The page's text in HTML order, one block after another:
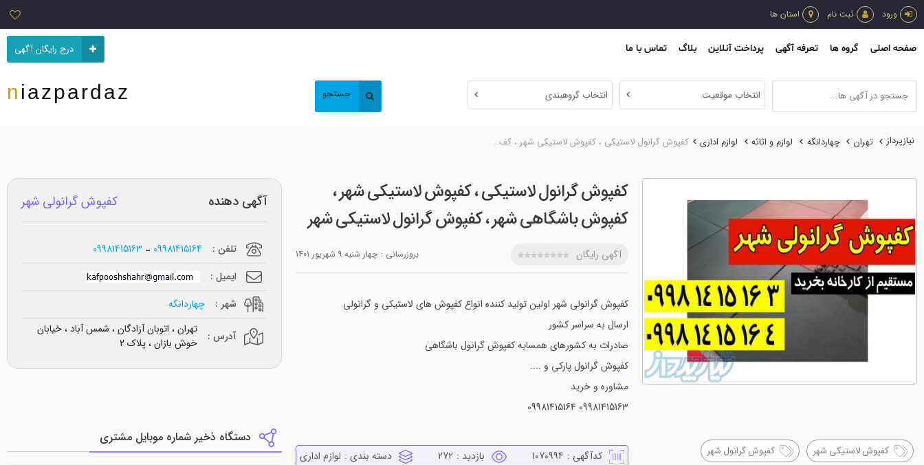
ورود ثبت نام استان ها
درج رایگان آگهی صفحه اصلی گروه ها تعرفه آگهی پرداخت آنلاین بلاگ تماس با ما
انتخاب موقعیت انتخاب گروهبندی جستجو niazpardaz
نیازپرداز تهران چهاردانگه لوازم و اثاثه لوازم اداري کفپوش گرانول لاستیکی ، کفپوش لاستیکی شهر ، کف..
کفپوش لاستیکی شهر کفپوش گرانول شهر
کفپوش گرانول لاستیکی ، کفپوش لاستیکی شهر ،
کفپوش باشگاهی شهر ، کفپوش گرانول لاستیکی شهر
آگهی رایگان بروزرسانی : چهار شنبه 9 شهريور 1401
کفپوش گرانولی شهر اولین تولید کننده انواع کفپوش های لاستیکی و گرانولی
ارسال به سراسر کشور
صادرات به کشورهای همسایهکفپوش گرانول باشگاهی
کفپوش گرانول پارکی و ....
مشاوره و خرید
09981415163
کدآگهی : 1070994 بازدید : 272 دسته بندی : لوازم اداري
آگهی دهنده کفپوش گرانولی شهر
تلفن : 09981415164
09981415163
ایمیل :
شهر :
چهاردانگه
آدرس :
تهران ، اتوبان آزادگان ، شمس آباد ، خیابان
خوش بازان ، پلاک 2
دستگاه ذخیر شماره موبایل مشتری